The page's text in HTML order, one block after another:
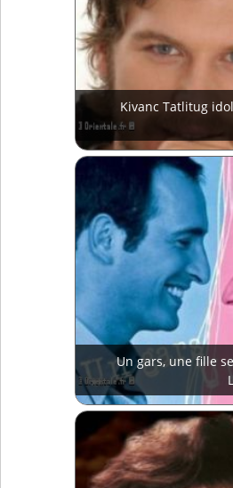
Kivanc Tatlitug
Un gars, une fille